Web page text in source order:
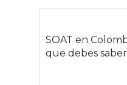
SOAT en
que debes